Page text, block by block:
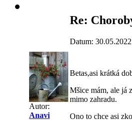
Autor:
Anavi
Re:
Datum:
Betas,asi krátká
Mšice mám, ale já
mimo zahradu.
Ono to chce asi